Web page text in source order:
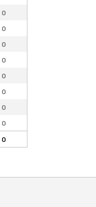
0
0
0
0
0
0
0
0
0